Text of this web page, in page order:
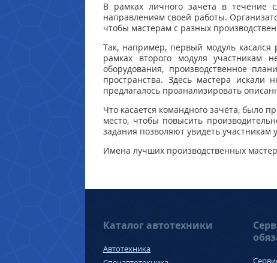
В рамках личного зачёта в течение
направлениям своей работы.
чтобы мастерам с разных
Так, например, первый модуль
рамках второго модуля участникам
оборудования, производственное
пространства. Здесь мастера искали
предлагалось проанализировать
Что касается командного зачёта, было
место, чтобы повысить
задания позволяют увидеть
Имена лучших производственных
Каталог автотехники
Автотехника